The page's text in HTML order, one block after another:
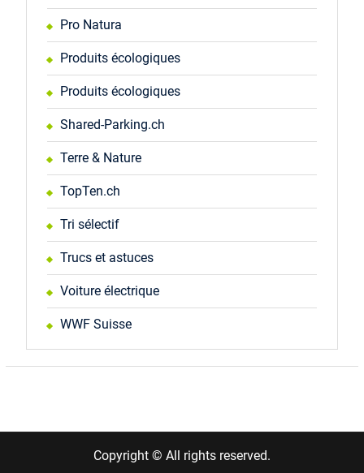
Pro Natura
Produits écologiques
Produits écologiques
Shared-Parking.ch
Terre & Nature
TopTen.ch
Tri sélectif
Trucs et astuces
Voiture électrique
WWF Suisse
Copyright © All rights reserved.